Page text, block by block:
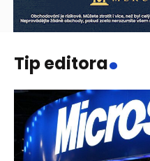
Tip editora.